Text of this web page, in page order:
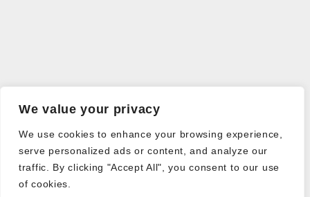
We value your privacy
We use cookies to enhance your browsing experience,
serve personalized ads or content, and analyze our
traffic. By clicking "Accept All", you consent to our use
of cookies.